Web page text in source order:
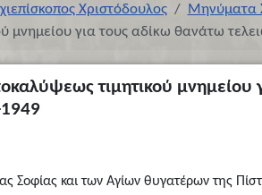
Χριστόδουλος Μηνύματα
μνημείου για τους αδίκω θανάτω
τιμητικού
Σοφίας και των Αγίων θυγατέρων της